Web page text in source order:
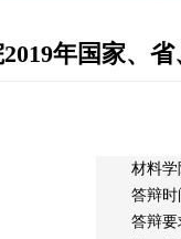
年国家、
材料
答辩时
答辩要